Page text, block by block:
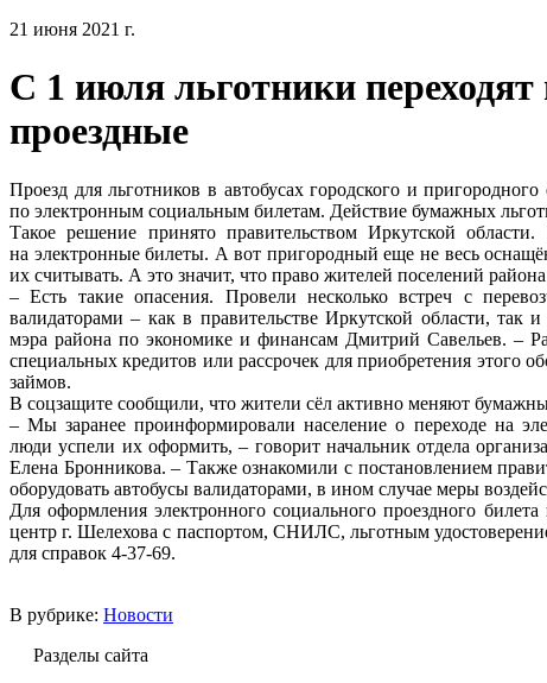
21 июня 2021 г.
С 1 июля льготники
проездные
Проезд для льготников в автобусах городского и
по электронным социальным билетам. Действие бумажных
Такое решение принято правительством Иркутской
на электронные билеты. А вот пригородный еще не весь
их считывать. А это значит, что право жителей поселений
– Есть такие опасения. Провели несколько встреч с
валидаторами – как в правительстве Иркутской области, так
мэра района по экономике и финансам Дмитрий Савельев. –
специальных кредитов или рассрочек для приобретения этого
займов.
В соцзащите сообщили, что жители сёл активно меняют
– Мы заранее проинформировали население о переходе на
люди успели их оформить, – говорит начальник отдела
Елена Бронникова. – Также ознакомили с постановлением
оборудовать автобусы валидаторами, в ином случае меры
Для оформления электронного социального проездного
центр г. Шелехова с паспортом, СНИЛС, льготным
для справок 4-37-69.
В рубрике: Новости
Разделы сайта